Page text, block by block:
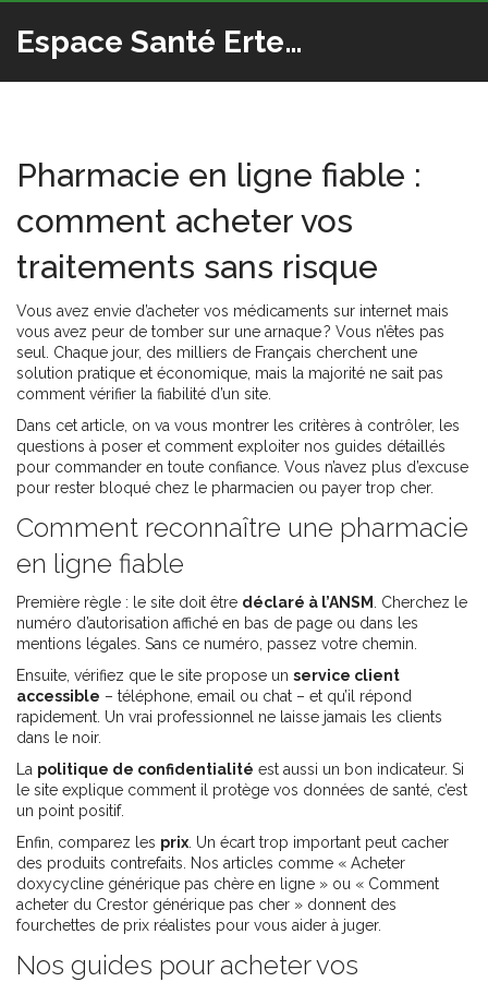
Espace Santé Ertedis
Pharmacie en ligne fiable :
comment acheter vos
traitements sans risque
Vous avez envie d’acheter vos médicaments sur internet mais
vous avez peur de tomber sur une arnaque ? Vous n’êtes pas
seul. Chaque jour, des milliers de Français cherchent une
solution pratique et économique, mais la majorité ne sait pas
comment vérifier la fiabilité d’un site.
Dans cet article, on va vous montrer les critères à contrôler, les
questions à poser et comment exploiter nos guides détaillés
pour commander en toute confiance. Vous n’avez plus d’excuse
pour rester bloqué chez le pharmacien ou payer trop cher.
Comment reconnaître une pharmacie
en ligne fiable
Première règle : le site doit être déclaré à l’ANSM
. Cherchez le
numéro d’autorisation affiché en bas de page ou dans les
mentions légales. Sans ce numéro, passez votre chemin.
Ensuite, vérifiez que le site propose un service client
accessible – téléphone, email ou chat – et qu’il répond
rapidement. Un vrai professionnel ne laisse jamais les clients
dans le noir.
La politique de confidentialité est aussi un bon indicateur. Si
le site explique comment il protège vos données de santé, c’est
un point positif.
Enfin, comparez les prix . Un écart trop important peut cacher
des produits contrefaits. Nos articles comme « Acheter
doxycycline générique pas chère en ligne » ou « Comment
acheter du Crestor générique pas cher » donnent des
fourchettes de prix réalistes pour vous aider à juger.
Nos guides pour acheter vos